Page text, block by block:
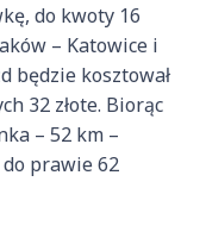
do kwoty 16
– Katowice i
będzie kosztował
32 złote. Biorąc
– 52 km –
prawie 62